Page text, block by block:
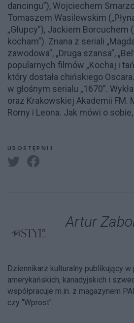
dancingu”), Wojciechem
Tomaszem Wasilewskim
„Głupcy”), Jackiem Borcuchem
kocham”). Znana z seriali
zawodowa”, „Druga szansa”,
popularnych filmów „Kochaj i
który dostała chińskiego
w głośnym serialu „1670”.
oraz Krakowskiej Akademii FM.
Romy i Leona. Jak mówi o
UDOSTĘPNIJ
Artur
Dziennikarz kulturalny publikujący w
amerykańskich, kanadyjskich i
współpracuje m.in. z magazynem
czy "Wprost".